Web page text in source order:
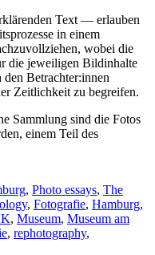
Text — erlauben
in einem
wobei die
die jeweiligen Bildinhalte
Betrachter:innen
Zeitlichkeit zu begreifen.
Sammlung sind die Fotos
einem Teil des
, Photo essays, The
, Fotografie, Hamburg,
, Museum, Museum am
, rephotography,